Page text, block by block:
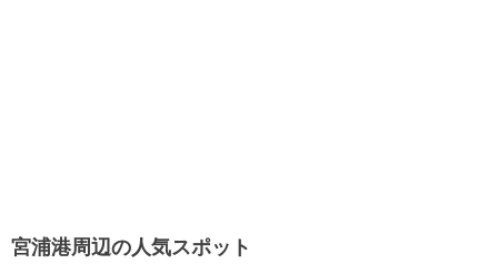
宮浦港周辺の人気スポット